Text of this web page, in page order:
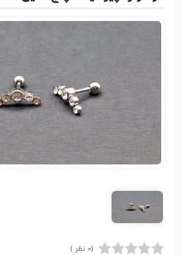
(0 نظر )